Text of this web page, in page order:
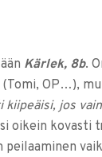
Kärlek, 8b.
(Tomi, OP…),
kiipeäisi, jos
oikein kovasti